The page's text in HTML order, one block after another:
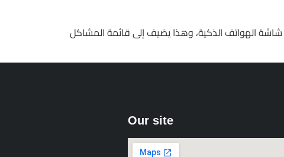
الصغير في نافذة سحب المكافأة، حيث لا يمكن قراءة الأحرف الأقل من 9 بكسل على شاشة الهواتف الذكية، وهذا يضيف إلى قائمة المشاكل
Our site